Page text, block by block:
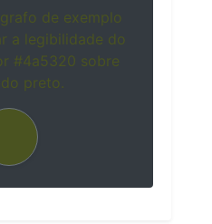
de exemplo
a legibilidade do
#4a5320 sobre
preto.